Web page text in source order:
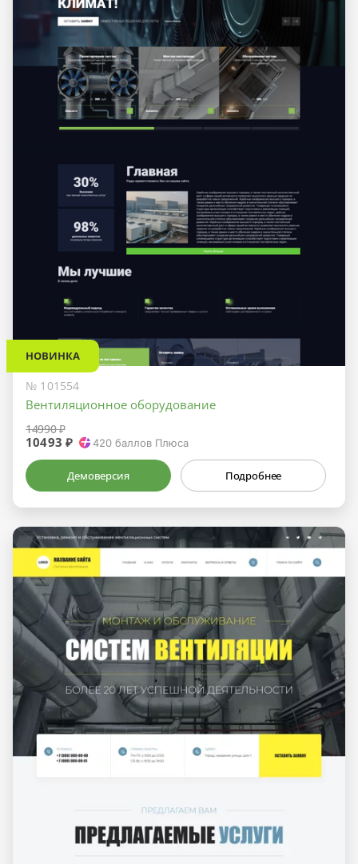
НОВИНКА
№ 101554
Вентиляционное оборудование
14990 ₽
10493 ₽ 420 баллов Плюса
Демоверсия Подробнее